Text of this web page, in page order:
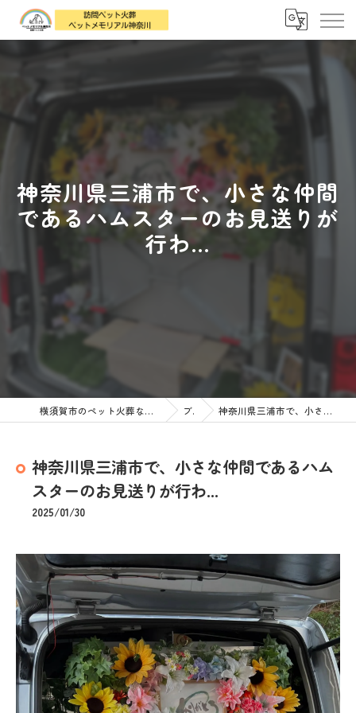
神奈川県三浦市で、小さな仲間
であるハムスターのお見送りが
行わ...
横須賀市のペット火葬なら訪問ペット火葬 ペットメモリアル神奈川 ブログ 神奈川県三浦市で、小さな仲間であるハムスターのお見送りが行わ...
神奈川県三浦市で、小さな仲間であるハム
スターのお見送りが行わ...
2025/01/30